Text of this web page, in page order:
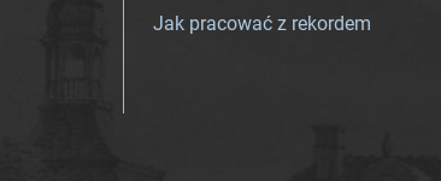
Jak pracować z rekordem